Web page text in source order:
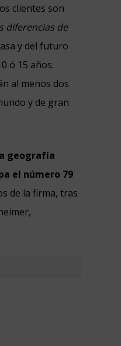
clientes son
diferencias de
y del futuro
ó 15 años.
al menos dos
y de gran
geografía
el número 79
de la firma, tras